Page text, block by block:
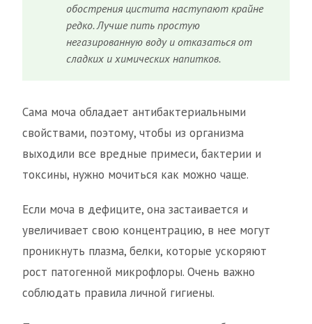
обострения цистита наступают крайне
редко. Лучше пить простую
негазированную воду и отказаться от
сладких и химических напитков.
Сама моча обладает антибактериальными
свойствами, поэтому, чтобы из организма
выходили все вредные примеси, бактерии и
токсины, нужно мочиться как можно чаще.
Если моча в дефиците, она застаивается и
увеличивает свою концентрацию, в нее могут
проникнуть плазма, белки, которые ускоряют
рост патогенной микрофлоры. Очень важно
соблюдать правила личной гигиены.